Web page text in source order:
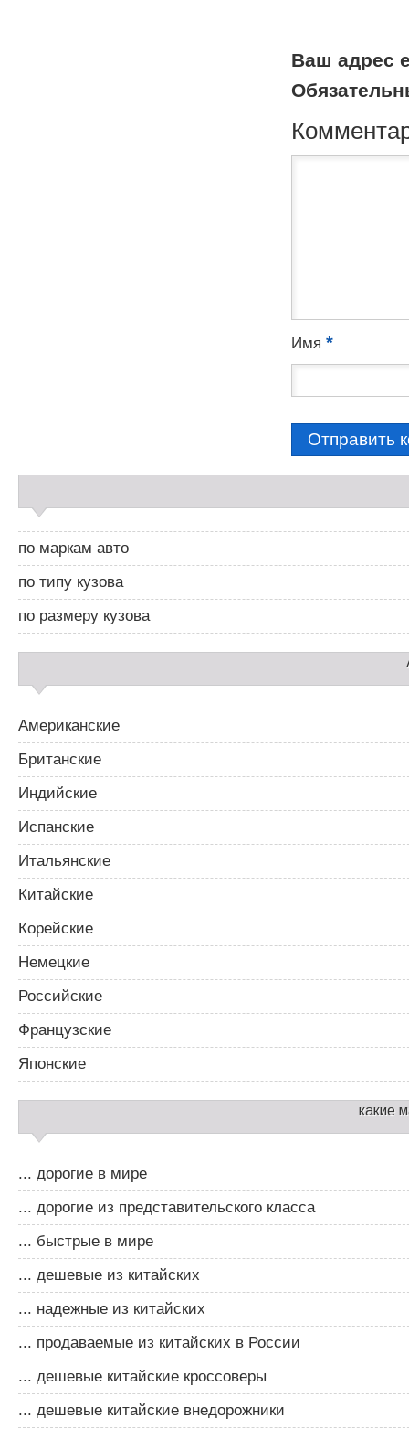
Ваш адрес
Имя *
д
б
а
р
2
по маркам авто
по типу кузова
по размеру кузова
Американские
Британские
Индийские
Испанские
Итальянские
Китайские
Корейские
Немецкие
Российские
Французские
Японские
какие
... дорогие в мире
... дорогие из представительского класса
... быстрые в мире
... дешевые из китайских
... надежные из китайских
... продаваемые из китайских в России
... дешевые китайские кроссоверы
... дешевые китайские внедорожники